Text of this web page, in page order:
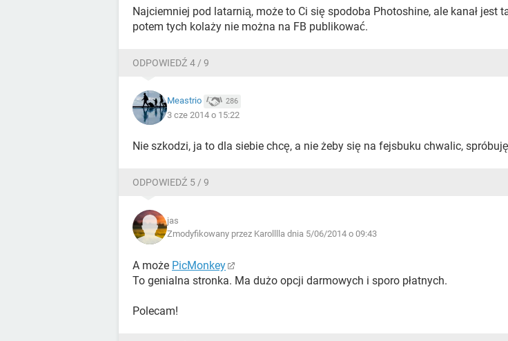
Najciemniej pod latarnią, może to Ci się spodoba Photoshine, ale kanał jest
potem tych kolaży nie można na FB publikować.
ODPOWIEDŹ 4 / 9
Meastrio 286
3 cze 2014 o 15:22
Nie szkodzi, ja to dla siebie chcę, a nie żeby się na fejsbuku chwalic,
ODPOWIEDŹ 5 / 9
jas
Zmodyfikowany przez Karolllla dnia 5/06/2014 o 09:43
A może PicMonkey
To genialna stronka. Ma dużo opcji darmowych i sporo płatnych.
Polecam!